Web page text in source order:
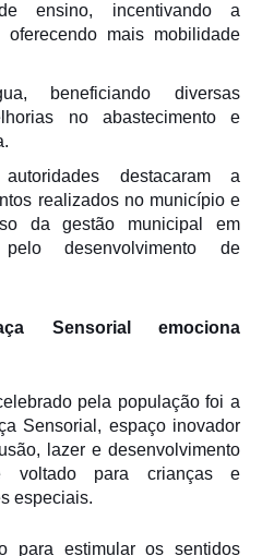
ensino, incentivando a
mais mobilidade
beneficiando diversas
no abastecimento e
destacaram a
realizados no município e
da gestão municipal em
desenvolvimento de
Sensorial emociona
pela população foi a
Sensorial, espaço inovador
lazer e desenvolvimento
voltado para crianças e
especiais.
para estimular os sentidos